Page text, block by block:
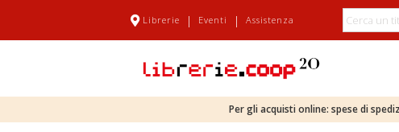
Librerie | Eventi | Assistenza
Per gli acquisti online: spese di